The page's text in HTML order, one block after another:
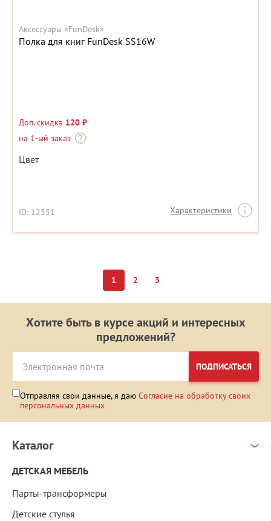
Аксессуары «FunDesk»
Полка для книг FunDesk SS16W
Доп. скидка 120 ₽
на 1-ый заказ
Цвет
ID: 12351 Характеристики
1 2 3
Хотите быть в курсе акций и интересных
предложений?
ПОДПИСАТЬСЯ
Отправляя свои данные, я даю Согласие на обработку своих
персональных данных
Каталог
ДЕТСКАЯ МЕБЕЛЬ
Парты-трансформеры
Детские стулья